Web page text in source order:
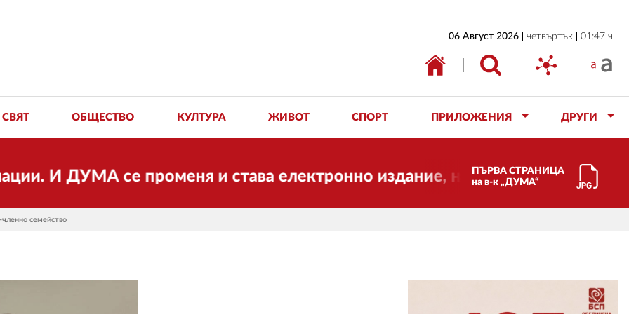
06 Август 2026 четвъртък 01:47 ч.
СВЯТ ОБЩЕСТВО КУЛТУРА ЖИВОТ СПОРТ ПРИЛОЖЕНИЯ ДРУГИ
се променя и става електронно издание, но ще продължи да работи за
ПЪРВА СТРАНИЦА
на в-к „ДУМА“
семейство
ИКОНОМИКА
ОБЩЕСТВО